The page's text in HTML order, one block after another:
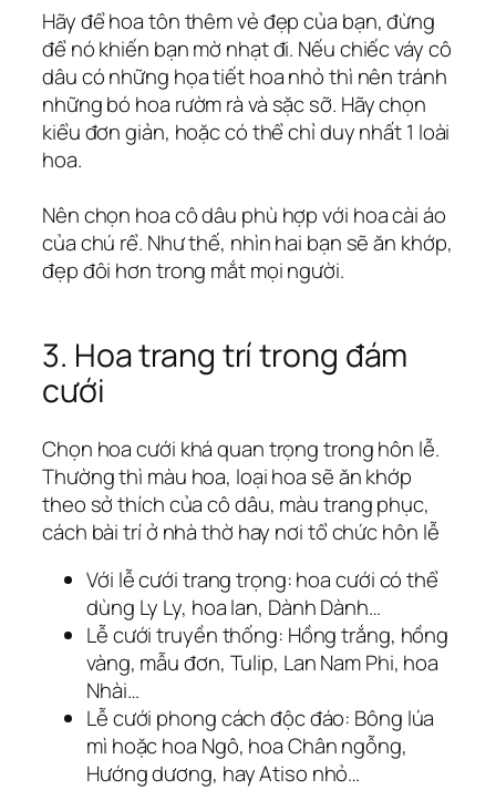
Hãy để hoa tôn thêm vẻ đẹp của bạn, đừng
để nó khiến bạn mờ nhạt đi. Nếu chiếc váy cô
dâu có những họa tiết hoa nhỏ thì nên tránh
những bó hoa rườm rà và sặc sỡ. Hãy chọn
kiểu đơn giản, hoặc có thể chỉ duy nhất 1 loài
hoa.
Nên chọn hoa cô dâu phù hợp với hoa cài áo
của chú rể. Như thế, nhìn hai bạn sẽ ăn khớp,
đẹp đôi hơn trong mắt mọi người.
3. Hoa trang trí trong đám
cưới
Chọn hoa cưới khá quan trọng trong hôn lễ.
Thường thì màu hoa, loại hoa sẽ ăn khớp
theo sở thích của cô dâu, màu trang phục,
cách bài trí ở nhà thờ hay nơi tổ chức hôn lễ
Với lễ cưới trang trọng: hoa cưới có thể
dùng Ly Ly, hoa lan, Dành Dành…
Lễ cưới truyền thống: Hồng trắng, hồng
vàng, mẫu đơn, Tulip, Lan Nam Phi, hoa
Nhài…
Lễ cưới phong cách độc đáo: Bông lúa
mì hoặc hoa Ngô, hoa Chân ngỗng,
Hướng dương, hay Atiso nhỏ…